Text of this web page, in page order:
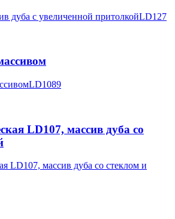
C62
LD127
LD1089
LD107, массив дуба со